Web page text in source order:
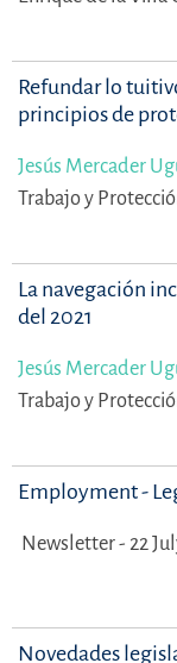
Refundar lo
principios de
Jesús Mercader
Trabajo y
La navegación
del 2021
Jesús Mercader
Trabajo y
Employment -
Newsletter - 22
Novedades